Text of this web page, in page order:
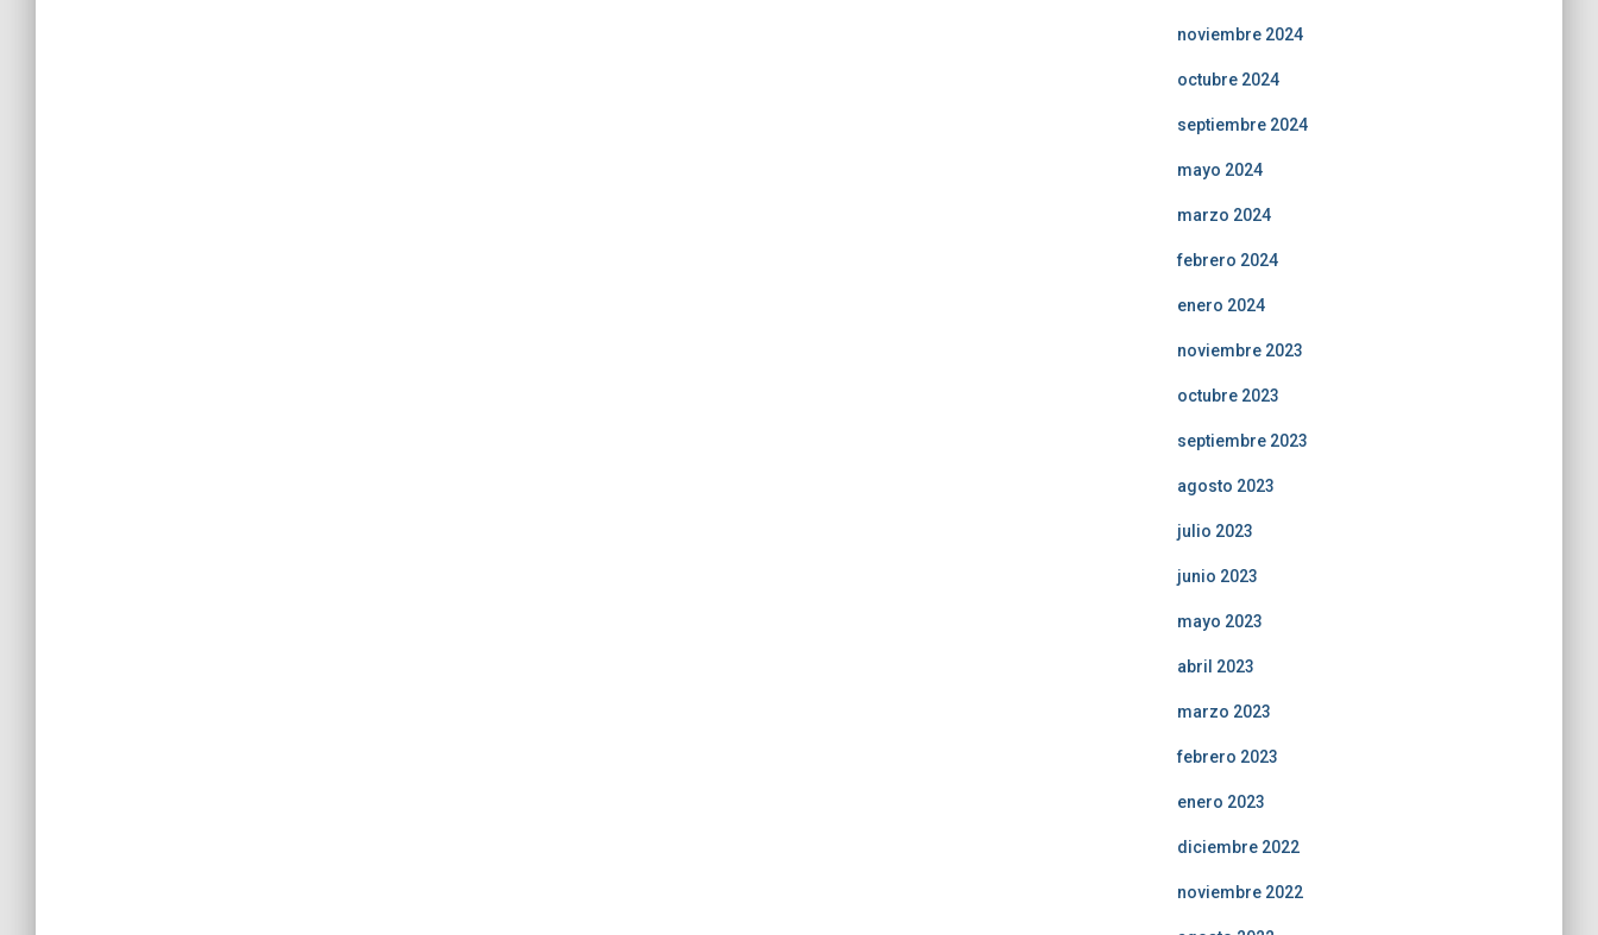
noviembre 2024
octubre 2024
septiembre 2024
mayo 2024
marzo 2024
febrero 2024
enero 2024
noviembre 2023
octubre 2023
septiembre 2023
agosto 2023
julio 2023
junio 2023
mayo 2023
abril 2023
marzo 2023
febrero 2023
enero 2023
diciembre 2022
noviembre 2022